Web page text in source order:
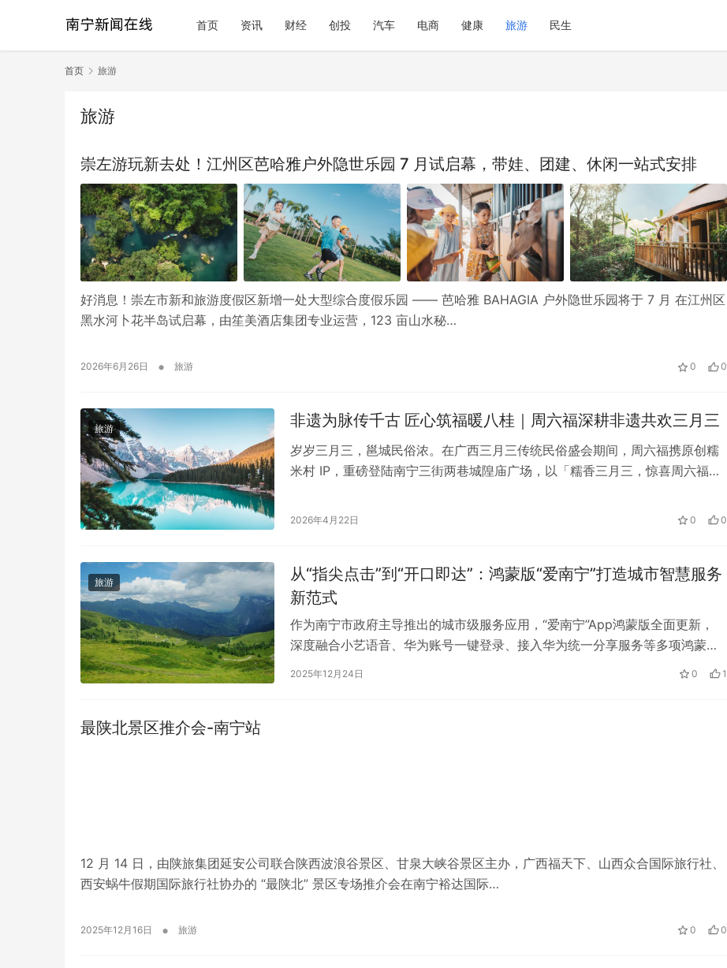
首页 资讯 财经 创投 汽车 电商 健康 旅游 民生
首页 旅游
旅游
崇左游玩新去处！江州区芭哈雅户外隐世乐园 7 月试启幕，带娃、团建、休闲一站式安排
好消息！崇左市新和旅游度假区新增一处大型综合度假乐园 —— 芭哈雅 BAHAGIA 户外隐世乐园将于 7 月 在江州区
黑水河卜花半岛试启幕，由笙美酒店集团专业运营，123 亩山水秘…
2026年6月26日 • 旅游 0 0
旅游 非遗为脉传千古 匠心筑福暖八桂｜周六福深耕非遗共欢三月三
岁岁三月三，邕城民俗浓。在广西三月三传统民俗盛会期间，周六福携原创糯
米村 IP，重磅登陆南宁三街两巷城隍庙广场，以「糯香三月三，惊喜周六福」
2026年4月22日 0 0
旅游
从“指尖点击”到“开口即达”：鸿蒙版“爱南宁”打造城市智慧服务
新范式
作为南宁市政府主导推出的城市级服务应用，“爱南宁”App鸿蒙版全面更新，
深度融合小艺语音、华为账号一键登录、接入华为统一分享服务等多项鸿蒙创
新特性，实现了从“一码通城”到“一言通城…
2025年12月24日 0 1
最陕北景区推介会-南宁站
12 月 14 日，由陕旅集团延安公司联合陕西波浪谷景区、甘泉大峡谷景区主办，广西福天下、山西众合国际旅行社、
西安蜗牛假期国际旅行社协办的 “最陕北” 景区专场推介会在南宁裕达国际…
2025年12月16日 • 旅游 0 0